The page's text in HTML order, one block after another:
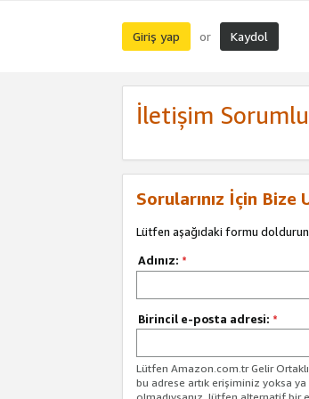
Giriş yap or Kaydol
İletişim
Sorularınız İçin Bize
Lütfen aşağıdaki formu
Adınız: *
Birincil e-posta adresi: *
Lütfen Amazon.com.tr Gelir
bu adrese artık erişiminiz yoksa ya